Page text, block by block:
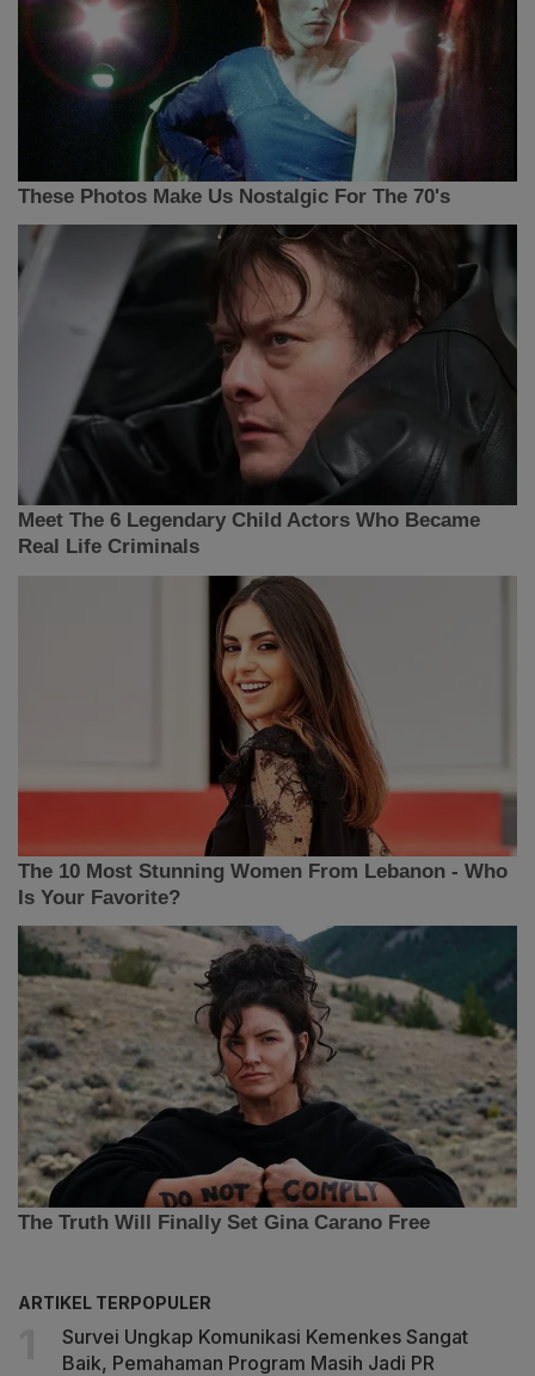
ARTIKEL TERPOPULER
Survei Ungkap Komunikasi Kemenkes Sangat
Baik, Pemahaman Program Masih Jadi PR